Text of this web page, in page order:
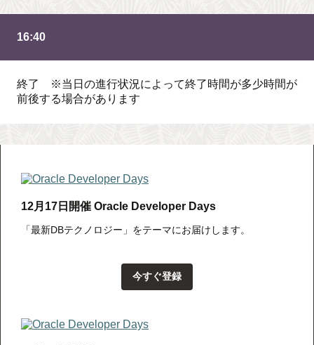
16:40
終了 ※当日の進行状況によって終了時間が多少時間が
前後する場合があります
12月17日開催 Oracle Developer Days
「最新DBテクノロジー」をテーマにお届けします。
今すぐ登録